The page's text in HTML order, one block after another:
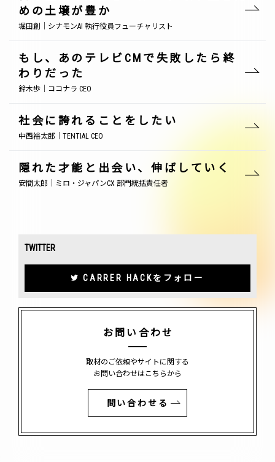
めの土壌が豊か
堀田創｜シナモンAI 執行役員フューチャリスト
もし、あのテレビCMで失敗したら終
わりだった
鈴木歩｜ココナラ CEO
社会に誇れることをしたい
中西裕太郎｜TENTIAL CEO
隠れた才能と出会い、伸ばしていく
安間太郎｜ミロ・ジャパンCX 部門統括責任者
TWITTER
CARRER HACKをフォロー
お問い合わせ
取材のご依頼やサイトに関する
お問い合わせはこちらから
問い合わせる